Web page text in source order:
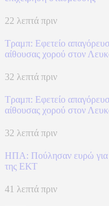
22 λεπτά πριν
Τραμπ: Εφετείο
αίθουσας χορού στον
32 λεπτά πριν
Τραμπ: Εφετείο
αίθουσας χορού στον
32 λεπτά πριν
ΗΠΑ: Πούλησαν ευρώ για
της ΕΚΤ
41 λεπτά πριν